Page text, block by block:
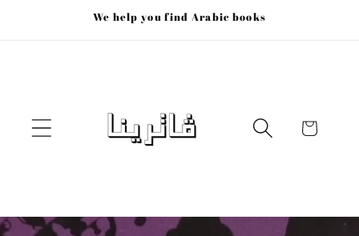
We help you find Arabic books
Cart